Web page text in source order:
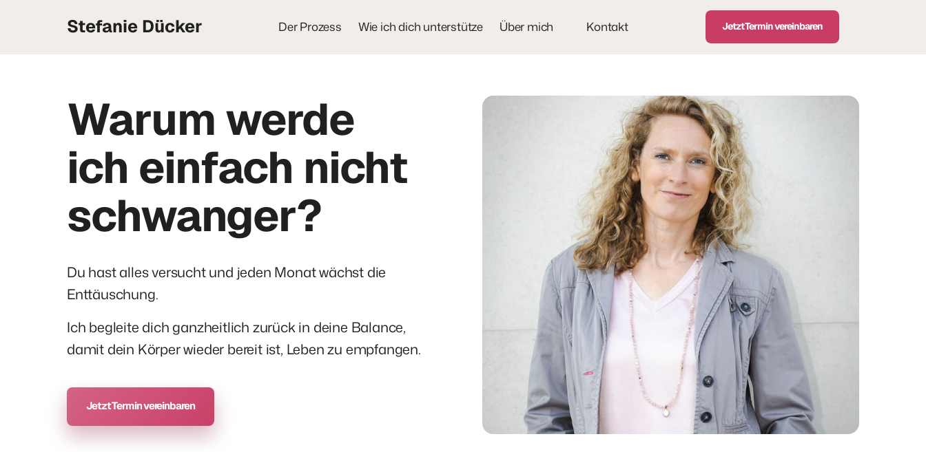
Stefanie Dücker Der Prozess Wie ich dich unterstütze Über mich Kontakt Jetzt Termin vereinbaren
Warum werde
ich einfach nicht
schwanger?
Du hast alles versucht und jeden Monat wächst die
Enttäuschung.
Ich begleite dich ganzheitlich zurück in deine Balance,
damit dein Körper wieder bereit ist, Leben zu empfangen.
Jetzt Termin vereinbaren